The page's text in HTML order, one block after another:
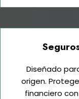
Diseñado
origen.
financiero